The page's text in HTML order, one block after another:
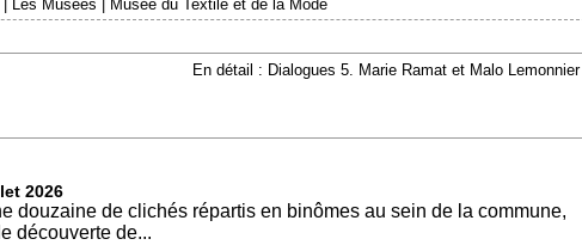
Les Musées
Musée du Textile et de la Mode
En détail : Dialogues 5. Marie Ramat et Malo Lemonnier
2026
douzaine de clichés répartis en binômes au sein de la commune,
découverte de...